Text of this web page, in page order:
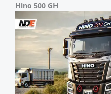
Hino 500 GH